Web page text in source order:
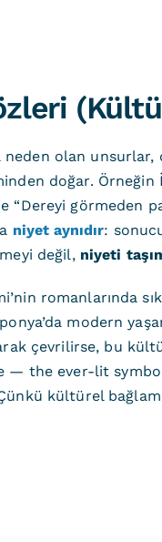
neden olan
doğar.
görmeden
niyet aynıdır:
değil, niyeti
romanlarında
modern
çevrilirse, bu
— the ever-lit
kültürel